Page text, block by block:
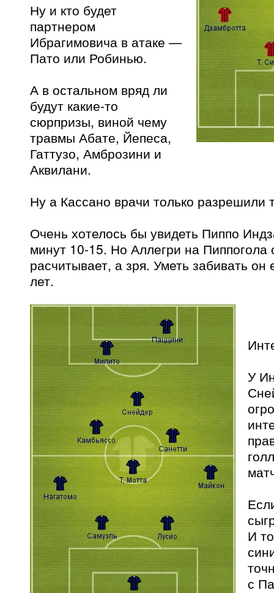
Ну и кто будет
партнером
Ибрагимовича в атаке —
Пато или Робинью.
А в остальном вряд ли
будут какие-то
сюрпризы, виной чему
травмы Абате, Йепеса,
Гаттузо, Амброзини и
Аквилани.
Ну а Кассано врачи только разрешили
Очень хотелось бы увидеть Пиппо
минут 10-15. Но Аллегри на Пиппогола
расчитывает, а зря. Уметь забивать
лет.
У
И
с